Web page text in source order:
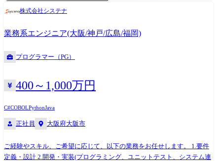
C#、 Java、 .NET、 SQL 等 ・使用DB: Oracle、MySQL、PosgreSQL、
件定義・設計(上流)SE ・システム実装・テスト(下流)PG ※ご志向・ご希
望に応じて、プロジェクトを決定します ※地元密着主義のため、地元の
大手企業でのプロジェクトを前提としています。
株式会社システナ
業務系エンジニア(大阪/神戸/広島/福岡)
プログラマー（PG）
400～1,000万円
C#COBOLPythonJava
正社員 大阪府大阪市
ご経験やスキル、ご希望に応じて、以下の業務をお任せします。 1.要件
定義・設計 2.開発・実装(プログラミング、ユニットテスト、システム連